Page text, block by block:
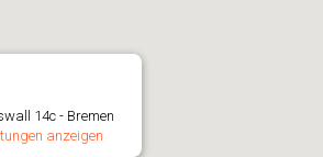
14c - Bremen
anzeigen